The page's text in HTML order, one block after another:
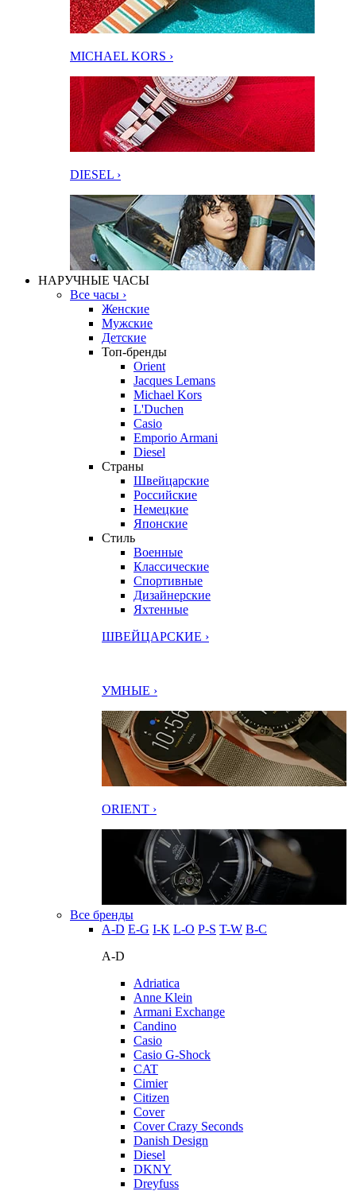
MICHAEL KORS ›
DIESEL ›
НАРУЧНЫЕ ЧАСЫ
Все часы ›
Женские
Мужские
Детские
Топ-бренды
Orient
Jacques Lemans
Michael Kors
L'Duchen
Casio
Emporio Armani
Diesel
Страны
Швейцарские
Российские
Немецкие
Японские
Стиль
Военные
Классические
Спортивные
Дизайнерские
Яхтенные
ШВЕЙЦАРСКИЕ ›
УМНЫЕ ›
ORIENT ›
Все бренды
A-D E-G I-K L-O P-S T-W В-С
A-D
Adriatica
Anne Klein
Armani Exchange
Candino
Casio
Casio G-Shock
CAT
Cimier
Citizen
Cover
Cover Crazy Seconds
Danish Design
Diesel
DKNY
Dreyfuss